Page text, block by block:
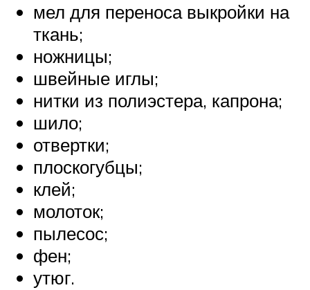
мел для переноса выкройки на
ткань;
ножницы;
швейные иглы;
нитки из полиэстера, капрона;
шило;
отвертки;
плоскогубцы;
клей;
молоток;
пылесос;
фен;
утюг.